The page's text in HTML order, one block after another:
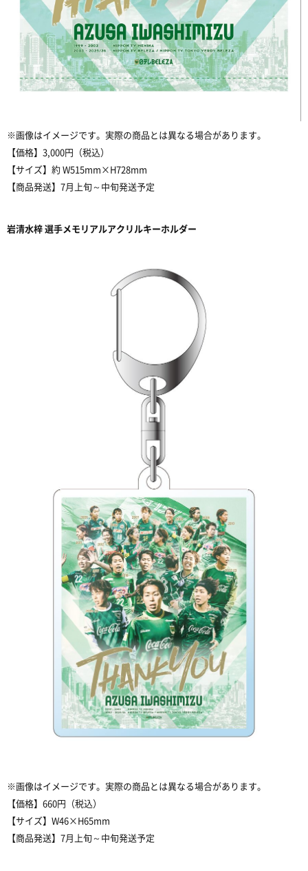
※画像はイメージです。実際の商品とは異なる場合があります。
【価格】3,000円（税込）
【サイズ】約 W515mm×H728mm
【商品発送】7月上旬～中旬発送予定
岩清水梓 選手メモリアルアクリルキーホルダー
※画像はイメージです。実際の商品とは異なる場合があります。
【価格】660円（税込）
【サイズ】W46×H65mm
【商品発送】7月上旬～中旬発送予定